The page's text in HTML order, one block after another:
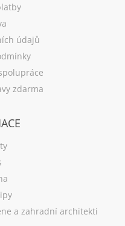
údajů
zdarma
a zahradní architekti